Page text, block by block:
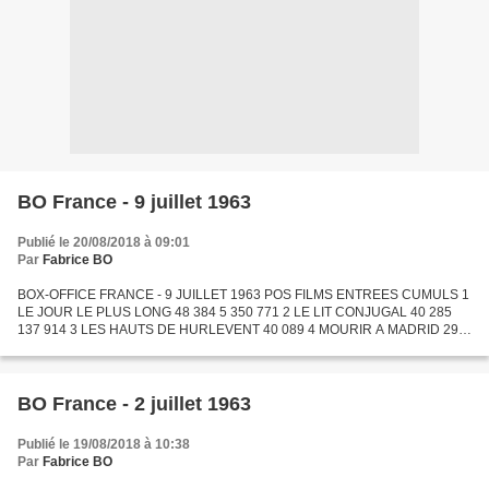
BO France - 9 juillet 1963
Publié le 20/08/2018 à 09:01
Par Fabrice BO
BOX-OFFICE FRANCE - 9 JUILLET 1963 POS FILMS ENTREES CUMULS 1
LE JOUR LE PLUS LONG 48 384 5 350 771 2 LE LIT CONJUGAL 40 285
137 914 3 LES HAUTS DE HURLEVENT 40 089 4 MOURIR A MADRID 29
CORDE...
BO France - 2 juillet 1963
Publié le 19/08/2018 à 10:38
Par Fabrice BO